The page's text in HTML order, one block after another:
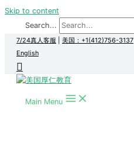
Skip to content
Search...
7/24真人客服 美国：+1(412)756-3137
English
Main Menu